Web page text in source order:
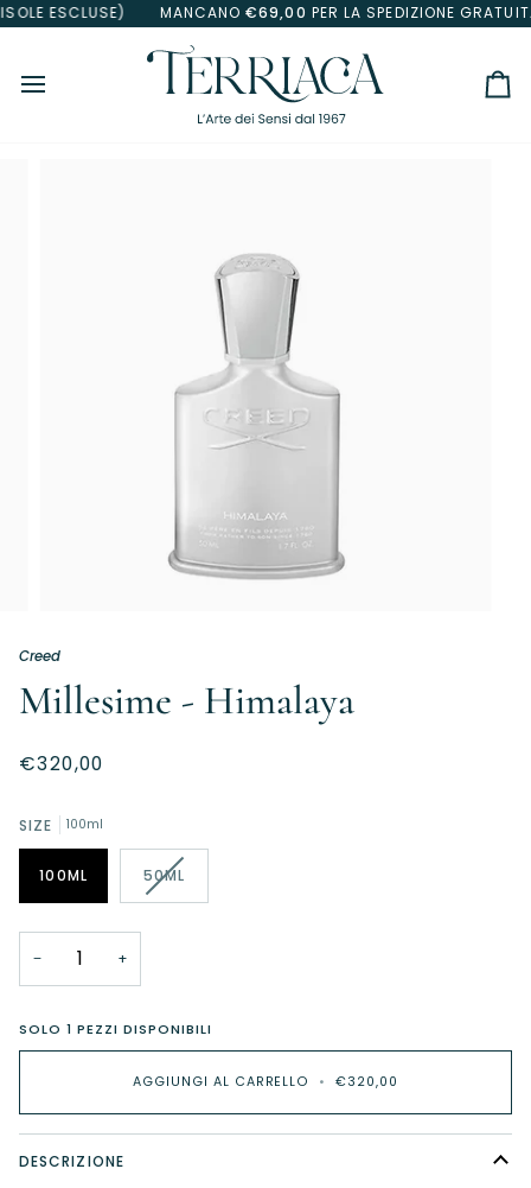
Salta
al
ESCLUSE) MANCANO€69,00PER LA SPEDIZIONE
Creed
Millesime - Himalaya
€320,00
SIZE 100ml
100ML 50MLVARIANTE
− +
SOLO1 PEZZI DISPONIBILI
AGGIUNGI AL CARRELLO • €320,00
DESCRIZIONE